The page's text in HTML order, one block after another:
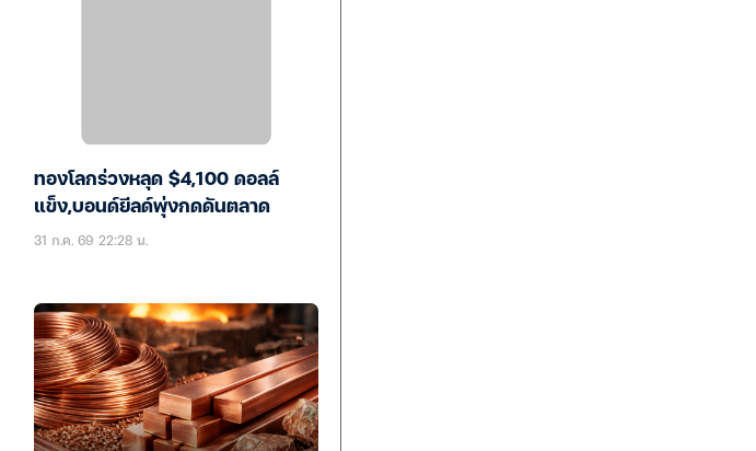
ทองโลกร่วงหลุด $4,100 ดอลล์
แข็ง,บอนด์ยีลด์พุ่งกดดันตลาด
31 ก.ค. 69 22:28 น.